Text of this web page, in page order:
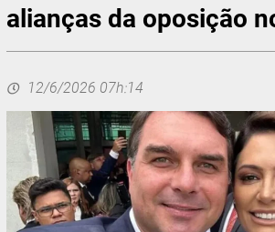
alianças da oposição
12/6/2026 07h:14